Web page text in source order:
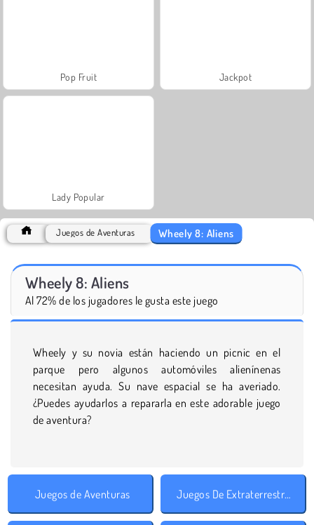
Pop Fruit Jackpot
Lady Popular
Juegos de Aventuras Wheely 8: Aliens
Wheely 8: Aliens
Al 72% de los jugadores le gusta este juego
Wheely y su novia están haciendo un picnic en el
parque pero algunos automóviles alienínenas
necesitan ayuda. Su nave espacial se ha averiado.
¿Puedes ayudarlos a repararla en este adorable juego
de aventura?
Juegos de Aventuras Juegos De Extraterrestres